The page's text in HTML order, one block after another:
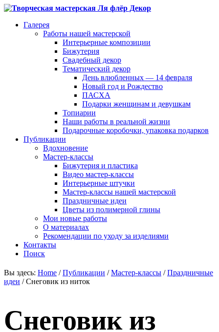
Галерея
Работы нашей мастерской
Интерьерные композиции
Бижутерия
Свадебный декор
Тематический декор
День влюбленных — 14 февраля
Новый год и Рождество
ПАСХА
Подарки женщинам и девушкам
Топиарии
Наши работы в реальной жизни
Подарочные коробочки, упаковка подарков
Публикации
Вдохновение
Мастер-классы
Бижутерия и пластика
Видео мастер-классы
Интерьерные штучки
Мастер-классы нашей мастерской
Праздничные идеи
Цветы из полимерной глины
Мои новые работы
О материалах
Рекомендации по уходу за изделиями
Контакты
Поиск
Вы здесь: Home / Публикации / Мастер-классы / Праздничные
идеи / Снеговик из ниток
Снеговик из